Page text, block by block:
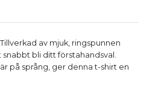
av mjuk, ringspunnen
bli ditt förstahandsval.
på språng, ger denna t-shirt en